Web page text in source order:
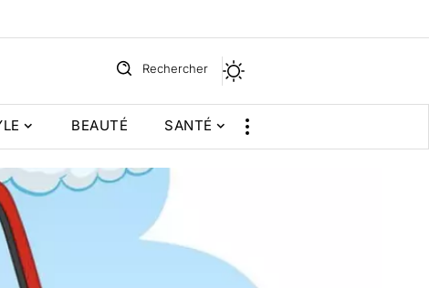
Rechercher
BEAUTÉ SANTÉ